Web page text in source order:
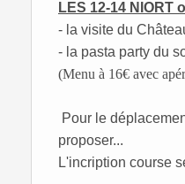
LES 12-14 NIORT
- la visite du
- la pasta party du
(Menu à 16€ avec
Pour le
proposer...
L'incription course